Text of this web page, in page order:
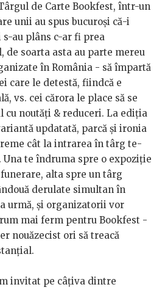
de Carte Bookfest, într-un
unii au spus bucuroși că-i
au plâns c-ar fi prea
de soarta asta au parte mereu
în România - să împartă
care le detestă, fiindcă e
vs. cei cărora le place să se
noutăți & reduceri. La ediția
updatată, parcă și ironia
cât la intrarea în târg te-
Una te îndruma spre o expoziție
alta spre un târg
derulate simultan în
urmă, și organizatorii vor
mai ferm pentru Bookfest -
nouăzecist ori să treacă
invitat pe câțiva dintre